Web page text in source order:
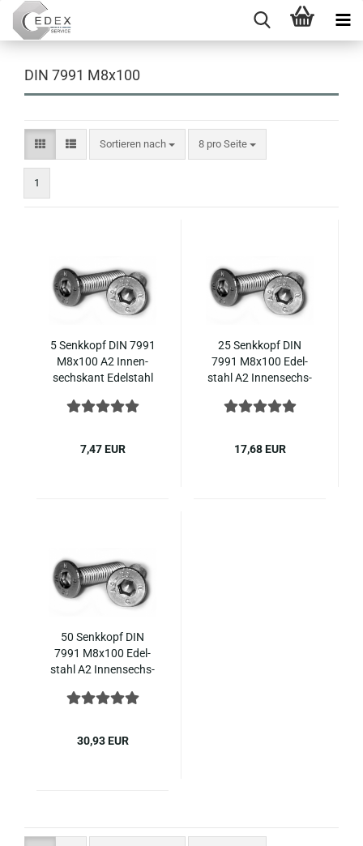
DIN 7991 M8x100
Sortieren nach
Sortieren nach 8 pro Seite
pro Seite
1
5 Senk­kopf DIN 7991
M8x100 A2 In­nen­
sechs­kant Edel­stahl
7,47 EUR
25 Senk­kopf DIN
7991 M8x100 Edel­
stahl A2 In­nen­sechs­
17,68 EUR
50 Senk­kopf DIN
7991 M8x100 Edel­
stahl A2 In­nen­sechs­
30,93 EUR